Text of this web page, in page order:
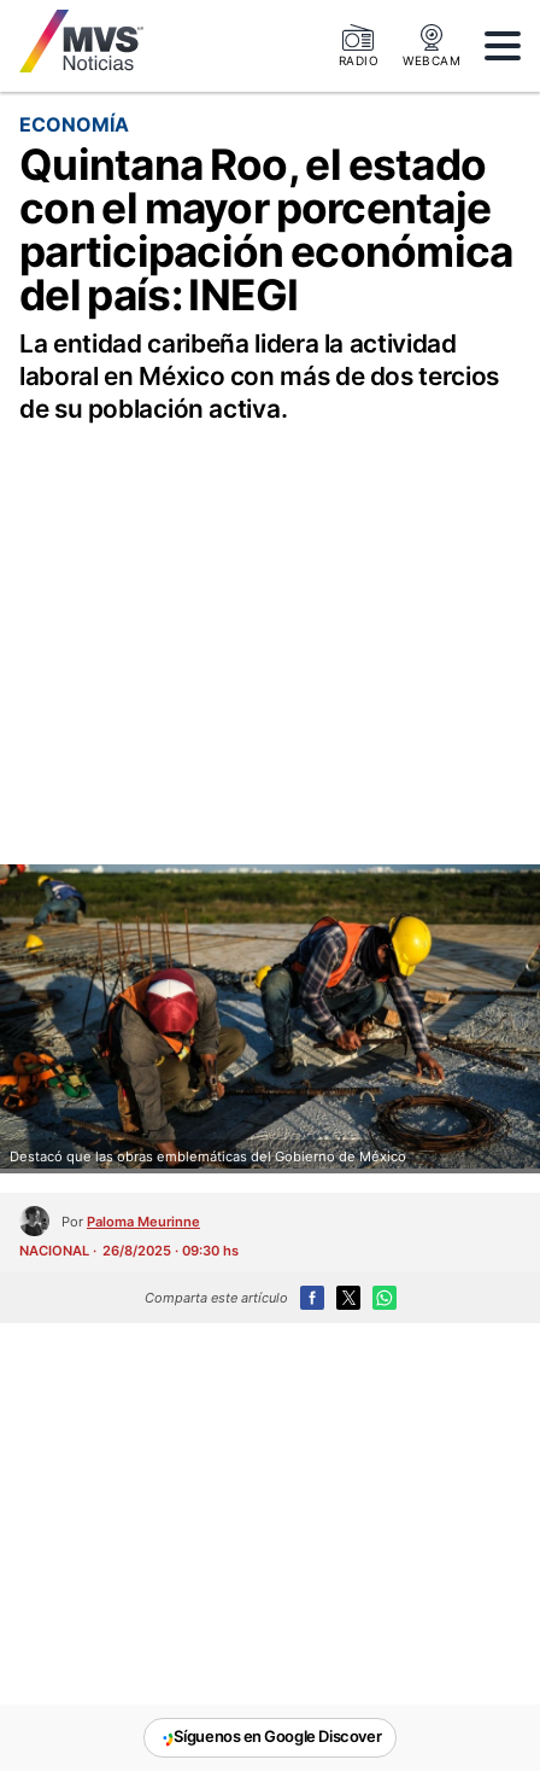
RADIO WEBCAM
ECONOMÍA
Quintana Roo, el estado
con el mayor porcentaje
participación económica
del país: INEGI
La entidad caribeña lidera la actividad
laboral en México con más de dos tercios
de su población activa.
Destacó que las obras emblemáticas del Gobierno de México
Por Paloma Meurinne
NACIONAL
26/8/2025 · 09:30 hs
Comparta este artículo
Síguenos en Google Discover